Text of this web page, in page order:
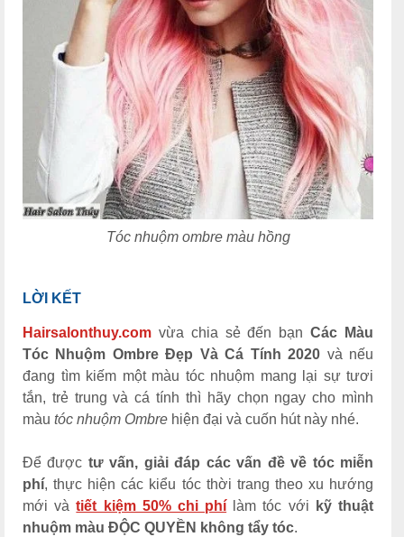
Tóc nhuộm ombre màu hồng
LỜI KẾT
Hairsalonthuy.com vừa chia sẻ đến bạnCác Màu
Tóc Nhuộm Ombre Đẹp Và Cá Tính 2020 và nếu
đang tìm kiếm một màu tóc nhuộm mang lại sự tươi
tắn, trẻ trung và cá tính thì hãy chọn ngay cho mình
màu tóc nhuộm Ombre hiện đại và cuốn hút này nhé.
Để được tư vấn, giải đáp các vấn đề về tóc miễn
phí, thực hiện các kiểu tóc thời trang theo xu hướng
mới vàtiết kiệm 50% chi phí làm tóc với
kỹ thuật
nhuộm màu ĐỘC QUYỀN không tẩy tóc.